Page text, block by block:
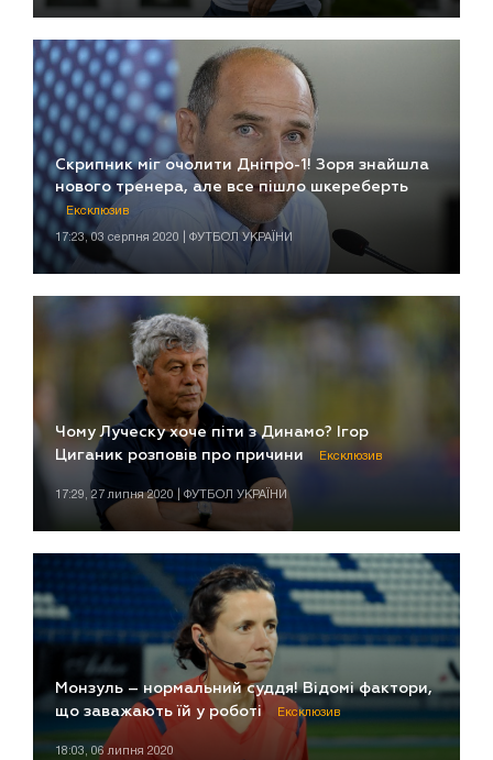
Скрипник міг очолити Дніпро-1! Зоря знайшла
нового тренера, але все пішло шкереберть
Ексклюзив
17:23, 03 серпня 2020 | ФУТБОЛ УКРАЇНИ
Чому Луческу хоче піти з Динамо? Ігор
Циганик розповів про причини
Ексклюзив
17:29, 27 липня 2020 | ФУТБОЛ УКРАЇНИ
Монзуль – нормальний суддя! Відомі фактори,
що заважають їй у роботі
Ексклюзив
18:03, 06 липня 2020